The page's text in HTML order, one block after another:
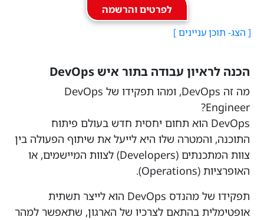
לפרטים והרשמה
הכנה לראיון עבודה בתור איש DevOps
מה זה DevOps, ומהו תפקידו של DevOps
Engineer?
DevOps הוא תחום יחסית חדש בעולם פיתוח
התוכנה, והמטרה שלו היא לייעל את שיתוף הפעולה בין
צוות המתכנתים (Developers) לצוות המיישמים, או
האופרציות (Operations).
תפקידו של מהנדס DevOps הוא לייצר תשתית
אופטימלית בהתאם לצרכיו של הארגון, שתאפשר למהר